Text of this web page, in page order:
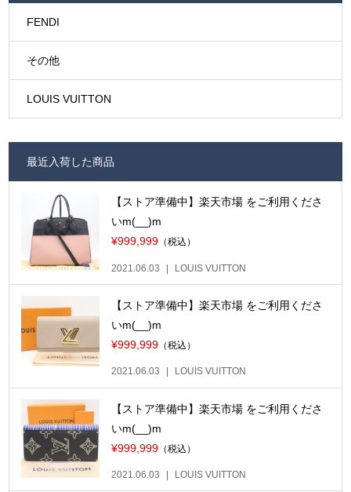
FENDI
その他
LOUIS VUITTON
最近入荷した商品
【ストア準備中】楽天市場 をご利用くださ
いm(__)m
¥999,999 （税込）
2021.06.03 LOUIS VUITTON
【ストア準備中】楽天市場 をご利用くださ
いm(__)m
¥999,999 （税込）
2021.06.03 LOUIS VUITTON
【ストア準備中】楽天市場 をご利用くださ
いm(__)m
¥999,999 （税込）
2021.06.03 LOUIS VUITTON